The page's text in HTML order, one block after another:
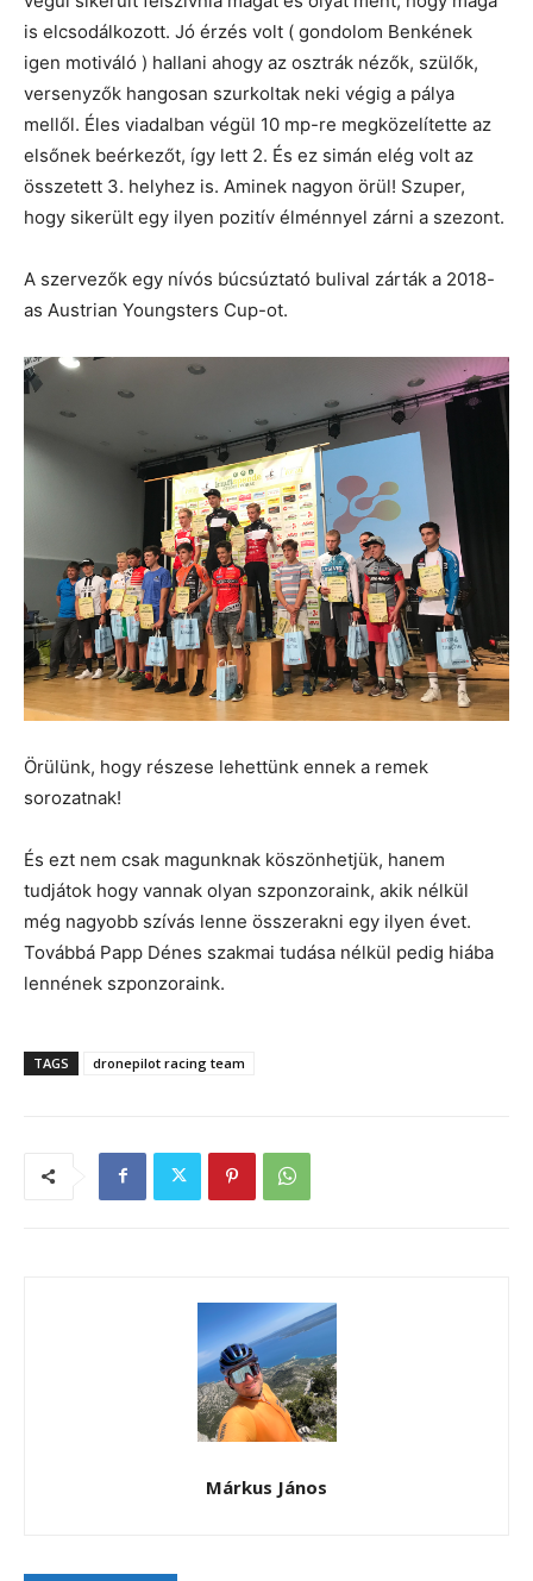
is elcsodálkozott. Jó érzés volt ( gondolom Benkének
igen motiváló ) hallani ahogy az osztrák nézők, szülők,
versenyzők hangosan szurkoltak neki végig a pálya
mellől. Éles viadalban végül 10 mp-re megközelítette az
elsőnek beérkezőt, így lett 2. És ez simán elég volt az
összetett 3. helyhez is. Aminek nagyon örül! Szuper,
hogy sikerült egy ilyen pozitív élménnyel zárni a szezont.
A szervezők egy nívós búcsúztató bulival zárták a 2018-
as Austrian Youngsters Cup-ot.
Örülünk, hogy részese lehettünk ennek a remek
sorozatnak!
És ezt nem csak magunknak köszönhetjük, hanem
tudjátok hogy vannak olyan szponzoraink, akik nélkül
még nagyobb szívás lenne összerakni egy ilyen évet.
Továbbá Papp Dénes szakmai tudása nélkül pedig hiába
lennének szponzoraink.
TAGS dronepilot racing team
Márkus János